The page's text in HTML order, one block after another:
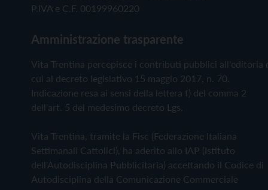
P.IVA e C.F. 00199960220
Amministrazione trasparente
Vita Trentina percepisce i contributi pubblici all'editoria
cui al decreto legislativo 15 maggio 2017, n. 70.
Indicazione resa ai sensi della lettera f) del comma 2
dell'art. 5 del medesimo decreto Lgs.
Vita Trentina, tramite la Fisc (Federazione Italiana
Settimanali Cattolici), ha aderito allo IAP (Istituto
dell'Autodisciplina Pubblicitaria) accettando il Codice di
Autodisciplina della Comunicazione Commerciale